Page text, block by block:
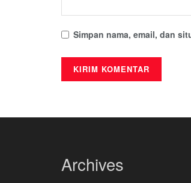
Simpan nama, email, dan
Archives